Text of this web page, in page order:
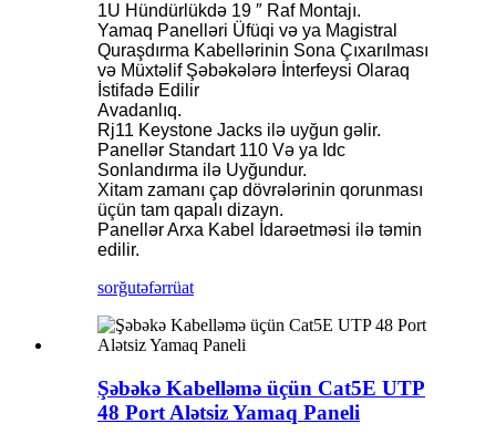
1U Hündürlükdə 19 ″ Raf Montajı.
Yamaq Panelləri Üfüqi və ya Magistral
Quraşdırma Kabellərinin Sona Çıxarılması
və Müxtəlif Şəbəkələrə İnterfeysi Olaraq
İstifadə Edilir
Avadanlıq.
Rj11 Keystone Jacks ilə uyğun gəlir.
Panellər Standart 110 Və ya Idc
Sonlandırma ilə Uyğundur.
Xitam zamanı çap dövrələrinin qorunması
üçün tam qapalı dizayn.
Panellər Arxa Kabel İdarəetməsi ilə təmin
edilir.
sorğutəfərrüat
Şəbəkə Kabelləmə üçün Cat5E UTP
48 Port Alətsiz Yamaq Paneli